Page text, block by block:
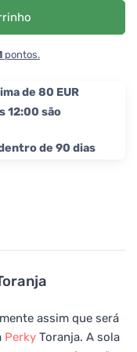
assim que será
Perky Toranja. A sola
pontos.
de 80 EUR
12:00 são
de 90 dias